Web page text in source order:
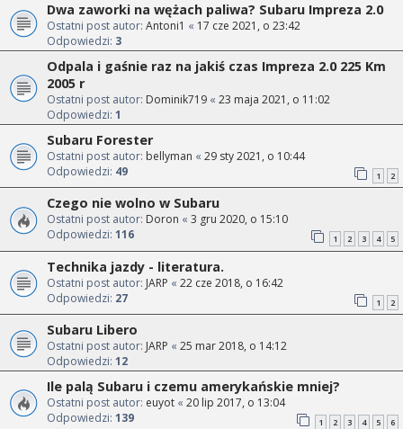
Dwa zaworki na wężach paliwa? Subaru Impreza 2.0
Ostatni post autor: Antoni1 « 17 cze 2021, o 23:42
Odpowiedzi: 3
Odpala i gaśnie raz na jakiś czas Impreza 2.0 225 Km
2005 r
Ostatni post autor: Dominik719 « 23 maja 2021, o 11:02
Odpowiedzi: 1
Subaru Forester
Ostatni post autor: bellyman « 29 sty 2021, o 10:44
Odpowiedzi: 49 1 2
Czego nie wolno w Subaru
Ostatni post autor: Doron « 3 gru 2020, o 15:10
Odpowiedzi: 116 1 2 3 4 5
Technika jazdy - literatura.
Ostatni post autor: JARP « 22 cze 2018, o 16:42
Odpowiedzi: 27 1 2
Subaru Libero
Ostatni post autor: JARP « 25 mar 2018, o 14:12
Odpowiedzi: 12
Ile palą Subaru i czemu amerykańskie mniej?
Ostatni post autor: euyot « 20 lip 2017, o 13:04
Odpowiedzi: 139 1 2 3 4 5 6